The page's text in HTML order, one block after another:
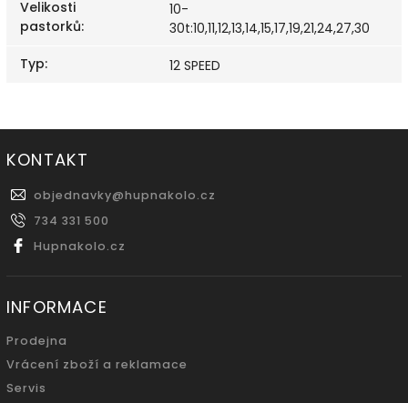
Velikosti
pastorků:
10-
30t:10,11,12,13,14,15,17,19,21,24,27,30
Typ: 12 SPEED
KONTAKT
objednavky@hupnakolo.cz
734 331 500
Hupnakolo.cz
INFORMACE
Prodejna
Vrácení zboží a reklamace
Servis